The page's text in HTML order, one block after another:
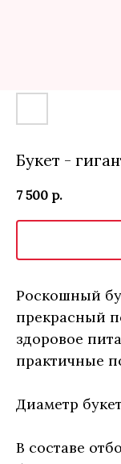
Букет -
7 500 р.
Роскошный
прекрасный
здоровое
практичные
Диаметр
В составе